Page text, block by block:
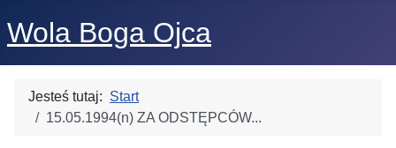
Wola Boga Ojca
Jesteś tutaj: Start
15.05.1994(n) ZA ODSTĘPCÓW...